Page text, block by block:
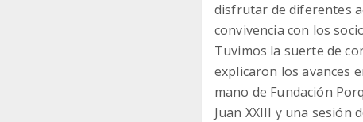
disfrutar de diferentes
convivencia con los
Tuvimos la suerte de
explicaron los avances
mano de Fundación
Juan XXIII y una sesión